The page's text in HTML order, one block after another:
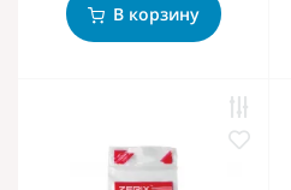
В корзину